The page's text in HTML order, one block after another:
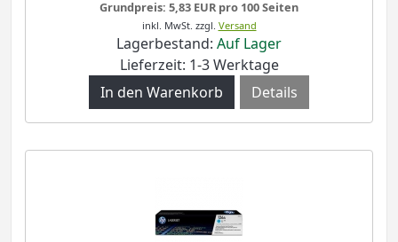
Grundpreis: 5,83 EUR pro 100 Seiten
inkl. MwSt. zzgl. Versand
Lagerbestand: Auf Lager
Lieferzeit: 1-3 Werktage
Details